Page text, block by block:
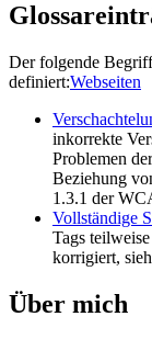
Der folgende
definiert:Webseiten
inkorrekte
Problemen
Beziehung
1.3.1 der
Vollständige
Tags
korrigiert,
Über mich